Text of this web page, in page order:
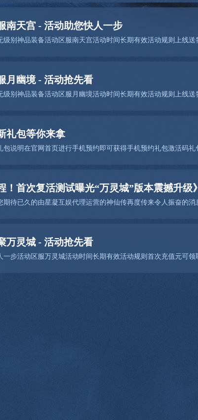
南天宫 - 活动助您快人一步
月幽境 - 活动抢先看
礼包等你来拿
！首次复活测试曝光“万灵城”版本震撼升级》
万灵城 - 活动抢先看